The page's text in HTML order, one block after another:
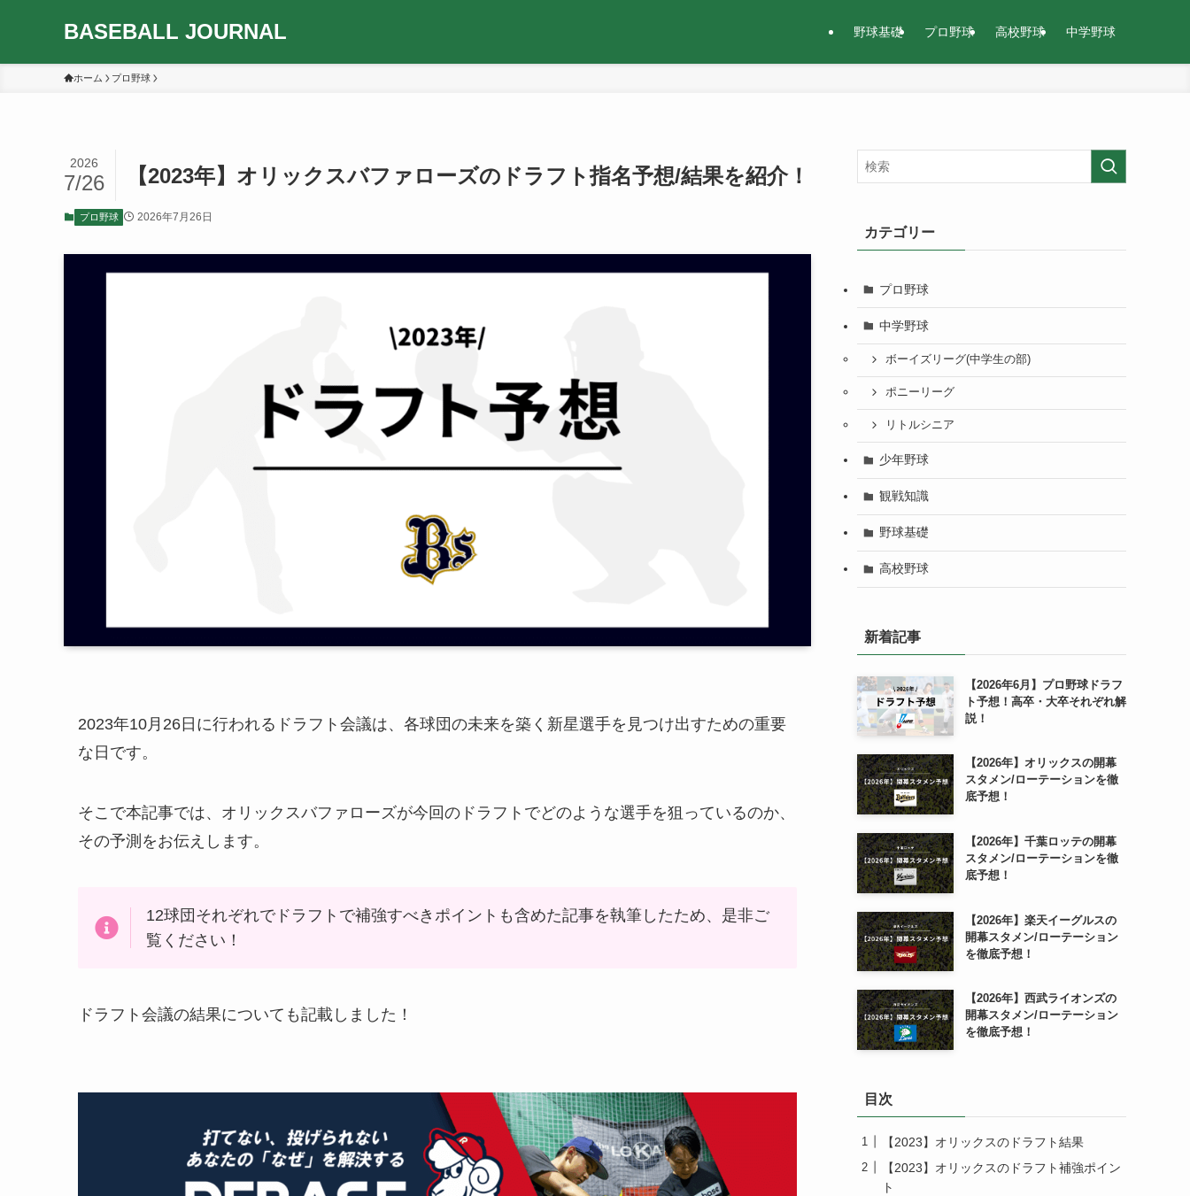
BASEBALL JOURNAL 野球基礎 プロ野球 高校野球 中学野球
ホーム プロ野球
【2023年】オリックスバファローズのドラフト指名予想/結果を紹介！
2026
7/26
プロ野球 2026年7月26日
2023年10月26日に行われるドラフト会議は、各球団の未来を築く新星選手を見つけ出すための重要
な日です。
そこで本記事では、オリックスバファローズが今回のドラフトでどのような選手を狙っているのか、
その予測をお伝えします。
12球団それぞれでドラフトで補強すべきポイントも含めた記事を執筆したため、是非ご
覧ください！
ドラフト会議の結果についても記載しました！
カテゴリー
プロ野球
中学野球
ボーイズリーグ(中学生の部)
ポニーリーグ
リトルシニア
少年野球
観戦知識
野球基礎
高校野球
新着記事
【2026年6月】プロ野球ドラフ
ト予想！高卒・大卒それぞれ解
説！
【2026年】オリックスの開幕
スタメン/ローテーションを徹
底予想！
【2026年】千葉ロッテの開幕
スタメン/ローテーションを徹
底予想！
【2026年】楽天イーグルスの
開幕スタメン/ローテーション
を徹底予想！
【2026年】西武ライオンズの
開幕スタメン/ローテーション
を徹底予想！
目次
【2023】オリックスのドラフト結果
【2023】オリックスのドラフト補強ポイン
ト